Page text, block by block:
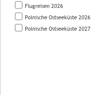
Flugreisen 2026
Polnische Ostseeküste 2026
Polnische Ostseeküste 2027